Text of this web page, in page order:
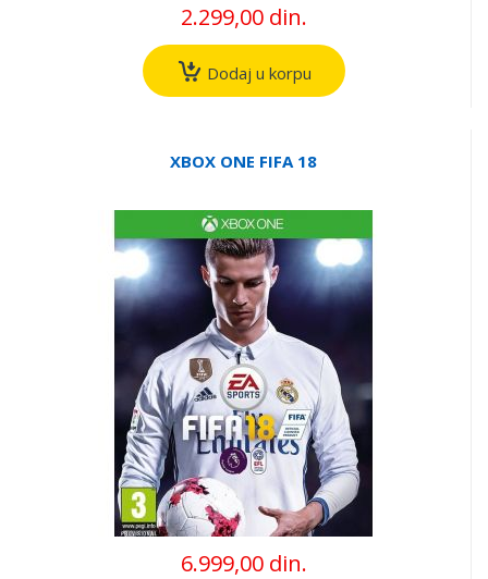
2.299,00 din.
Dodaj u korpu
XBOX ONE FIFA 18
6.999,00 din.